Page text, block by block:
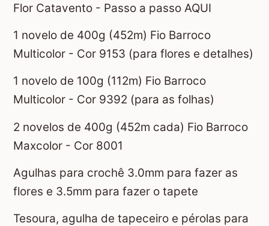
Flor Catavento - Passo a passo AQUI
1 novelo de 400g (452m) Fio Barroco
Multicolor - Cor 9153 (para flores e detalhes)
1 novelo de 100g (112m) Fio Barroco
Multicolor - Cor 9392 (para as folhas)
2 novelos de 400g (452m cada) Fio Barroco
Maxcolor - Cor 8001
Agulhas para crochê 3.0mm para fazer as
flores e 3.5mm para fazer o tapete
Tesoura, agulha de tapeceiro e pérolas para